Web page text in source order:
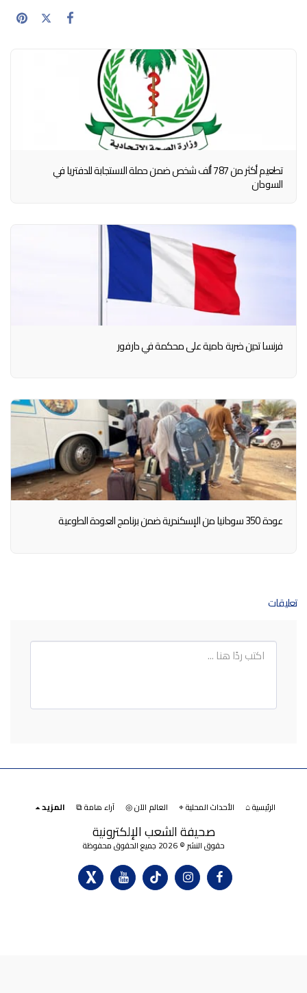
تطعيم أكثر من 787 ألف شخص ضمن حملة الاستجابة للدفتريا في
السودان
فرنسا تدين ضربة دامية على محكمة في دارفور
عودة 350 سودانيا من الإسكندرية ضمن برنامج العودة الطوعية
تعليقات
صحيفة الشعب الإلكترونية
حقوق النشر © 2026 جميع الحقوق محفوظة
الرئيسية ⌂ الأحداث المحلية ⌖ العالم الآن ◎ آراء هامة ⧉ المزيد